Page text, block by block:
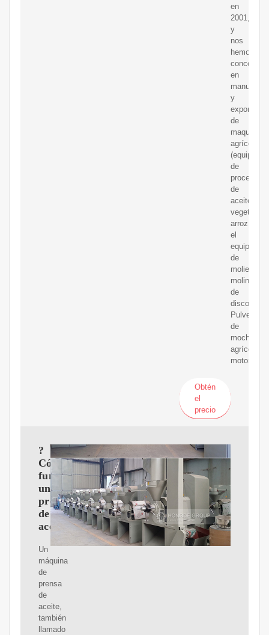
en
2001,
y
nos
hemos
en
y
de
maquinaria
agrícola
(equipos
de
de
aceites
vegetales,
arroz,
el
equipo
de
molienda
molino
de
disco
de
mochila,
agrícola,
motor
Obtén
el
precio
?
Cómo
funciona
una
prensa
de
aceite?
Un
máquina
de
prensa
de
aceite,
también
llamado